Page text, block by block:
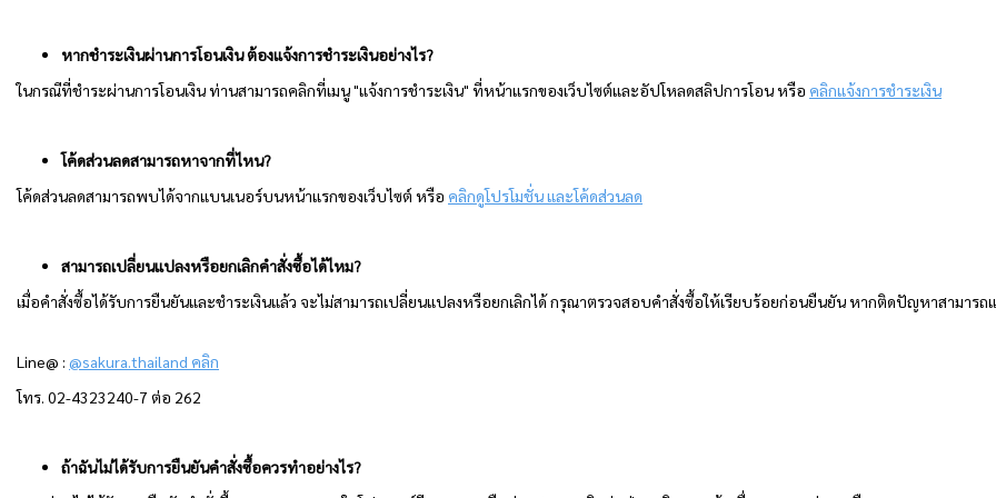
หากชำระเงินผ่านการโอนเงิน ต้องแจ้งการชำระเงินอย่างไร?
ในกรณีที่ชำระผ่านการโอนเงิน ท่านสามารถคลิกที่เมนู "แจ้งการชำระเงิน" ที่หน้าแรกของเว็บไซต์และอัปโหลดสลิปการโอน หรือ คลิกแจ้งการชำระเงิน
โค้ดส่วนลดสามารถหาจากที่ไหน?
โค้ดส่วนลดสามารถพบได้จากแบนเนอร์บนหน้าแรกของเว็บไซต์ หรือ คลิกดูโปรโมชั่น และโค้ดส่วนลด
สามารถเปลี่ยนแปลงหรือยกเลิกคำสั่งซื้อได้ไหม?
เมื่อคำสั่งซื้อได้รับการยืนยันและชำระเงินแล้ว จะไม่สามารถเปลี่ยนแปลงหรือยกเลิกได้ กรุณาตรวจสอบคำสั่งซื้อให้เรียบร้อยก่อนยืนยัน หากติดปัญหาสามารถ
Line@ : @sakura.thailand คลิก
โทร. 02-4323240-7 ต่อ 262
ถ้าฉันไม่ได้รับการยืนยันคำสั่งซื้อควรทำอย่างไร?